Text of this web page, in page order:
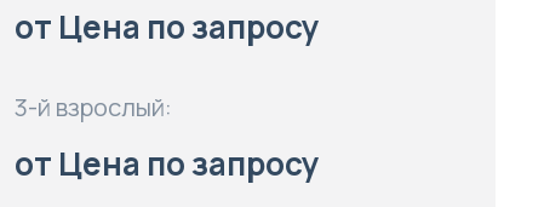
от Цена по запросу
3-й взрослый:
от Цена по запросу